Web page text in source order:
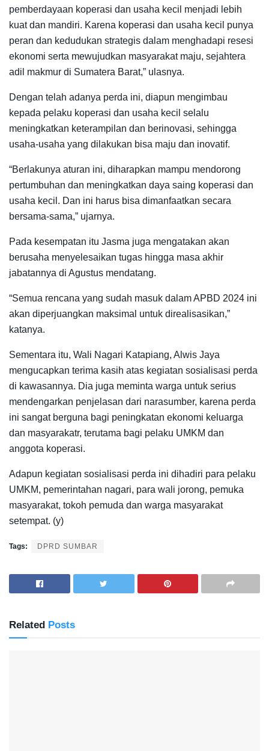
pemberdayaan koperasi dan usaha kecil menjadi lebih
kuat dan mandiri. Karena koperasi dan usaha kecil punya
peran dan kedudukan strategis dalam menghadapi resesi
ekonomi serta mewujudkan masyarakat maju, sejahtera
adil makmur di Sumatera Barat,” ulasnya.
Dengan telah adanya perda ini, diapun mengimbau
kepada pelaku koperasi dan usaha kecil selalu
meningkatkan keterampilan dan berinovasi, sehingga
usaha-usaha yang dilakukan bisa maju dan inovatif.
“Berlakunya aturan ini, diharapkan mampu mendorong
pertumbuhan dan meningkatkan daya saing koperasi dan
usaha kecil. Dan ini harus bisa dimanfaatkan secara
bersama-sama,” ujarnya.
Pada kesempatan itu Jasma juga mengatakan akan
berusaha menyelesaikan tugas hingga masa akhir
jabatannya di Agustus mendatang.
“Semua rencana yang sudah masuk dalam APBD 2024 ini
akan diperjuangkan maksimal untuk direalisasikan,”
katanya.
Sementara itu, Wali Nagari Katapiang, Alwis Jaya
mengucapkan terima kasih atas kegiatan sosialisasi perda
di kawasannya. Dia juga meminta warga untuk serius
mendengarkan penjelasan dari narasumber, karena perda
ini sangat berguna bagi peningkatan ekonomi keluarga
dan masyarakatr, terutama bagi pelaku UMKM dan
anggota koperasi.
Adapun kegiatan sosialisasi perda ini dihadiri para pelaku
UMKM, pemerintahan nagari, para wali jorong, pemuka
masyarakat, tokoh pemuda dan warga masyarakat
setempat. (y)
Tags: DPRD SUMBAR
Related Posts